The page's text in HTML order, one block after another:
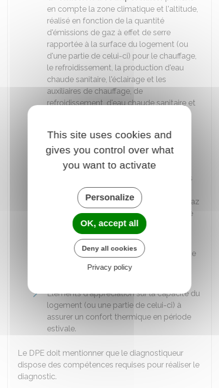
en compte la zone climatique et l'altitude,
réalisé en fonction de la quantité
d'émissions de gaz à effet de serre
rapportée à la surface du logement (ou
d'une partie de celui-ci) pour le chauffage,
le refroidissement, la production d'eau
chaude sanitaire, l'éclairage et les
auxiliaires de chauffage, de
refroidissement, d'eau chaude sanitaire et
Recommandations visant à améliorer la
isolation des fenêtres) du logement
accompagnée d'une évaluation de leur
coût et efficacité. Ces recommandations
ne doivent pas avoir pour effet
d'augmenter la quantité d'émission de gaz
à effet de serre liée à la quantité annuelle
d'énergie consommée ou estimée du
logement.
Dernier rapport du contrôle périodique de
la chaudière ou attestation d'entretien
Éléments d'appréciation sur la capacité du
logement (ou une partie de celui-ci) à
assurer un confort thermique en période
estivale.
Le DPE doit mentionner que le diagnostiqueur
dispose des compétences requises pour réaliser le
diagnostic.
This site uses cookies and
gives you control over what
you want to activate
Personalize
OK, accept all
Deny all cookies
Privacy policy